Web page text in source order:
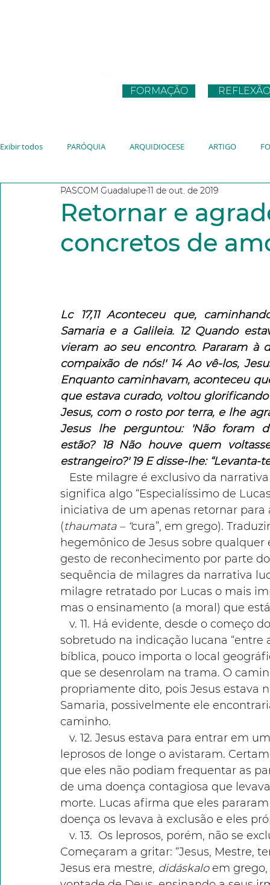
FORMAÇÃO REFLEXÃO
Exibir todos PARÓQUIA ARQUIDIOCESE ARTIGO
JUVENTUDE VATICANO JMJ
Retornar e
concretos de
PASCOM Guadalupe11 de out. de 2019
Lc 17,11 Aconteceu que,
Samaria e a Galileia. 12 Quando
vieram ao seu encontro. Pararam à
compaixão de nós!' 14 Ao vê-los,
Enquanto caminhavam, aconteceu
que estava curado, voltou
Jesus, com o rosto por terra, e lhe
Jesus lhe perguntou: 'Não foram
estão? 18 Não houve quem
estrangeiro?' 19 E disse-lhe: “Levanta-
Este milagre é exclusivo da
significa algo “Especialíssimo de
iniciativa de um apenas retornar
(thaumata – “cura”, em grego).
hegemônico de Jesus sobre
gesto de reconhecimento por parte
sequência de milagres da narrativa
milagre retratado por Lucas o mais
mas o ensinamento (a moral) que
sobretudo na indicação lucana “entre
bíblica, pouco importa o local
que se desenrolam na trama. O
propriamente dito, pois Jesus estava
Samaria, possivelmente ele
caminho.
leprosos de longe o avistaram.
que eles não podiam frequentar as
de uma doença contagiosa que
morte. Lucas afirma que eles
doença os levava à exclusão e eles
Começaram a gritar: “Jesus, Mestre,
Jesus era mestre, didáskalo em